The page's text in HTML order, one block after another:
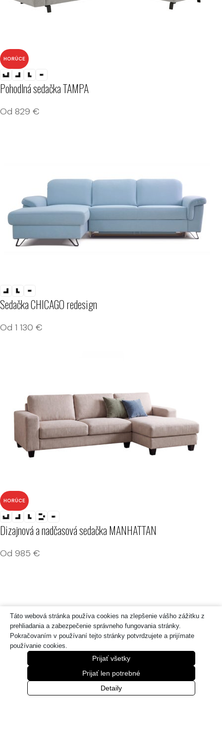
HORÚCE
Pohodlná sedačka TAMPA
Od 829 €
Sedačka CHICAGO redesign
Od 1 130 €
HORÚCE
Dizajnová a nadčasová sedačka MANHATTAN
Od 985 €
Táto webová stránka používa cookies na zlepšenie vášho zážitku z
prehliadania a zabezpečenie správneho fungovania stránky.
Pokračovaním v používaní tejto stránky potvrdzujete a prijímate
používanie cookies.
Prijať všetky
Prijať len potrebné
Detaily